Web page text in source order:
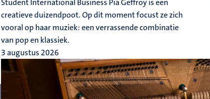
Student International Business Pia Geffroy is een
creatieve duizendpoot. Op dit moment focust ze zich
vooral op haar muziek: een verrassende combinatie
van pop en klassiek.
3 augustus 2026